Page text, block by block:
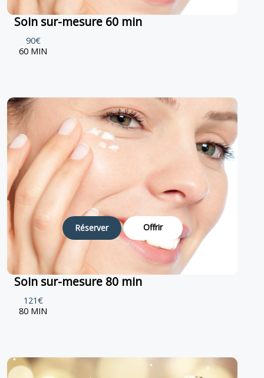
Soin sur-mesure 60 min
90€
60 MIN
Réserver Offrir
Soin sur-mesure 80 min
121€
80 MIN